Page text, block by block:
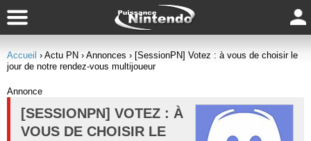
Accueil › Actu PN › Annonces › [SessionPN] Votez : à vous de choisir le
jour de notre rendez-vous multijoueur
Annonce
[SESSIONPN] VOTEZ : À
VOUS DE CHOISIR LE